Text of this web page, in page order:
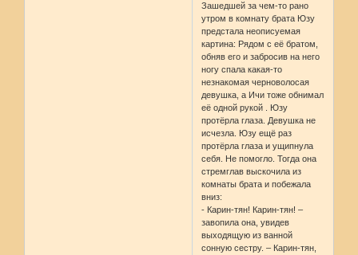
Зашедшей за чем-то рано
утром в комнату брата Юзу
предстала неописуемая
картина: Рядом с её братом,
обняв его и забросив на него
ногу спала какая-то
незнакомая черноволосая
девушка, а Ичи тоже обнимал
её одной рукой . Юзу
протёрла глаза. Девушка не
исчезла. Юзу ещё раз
протёрла глаза и ущипнула
себя. Не помогло. Тогда она
стремглав выскочила из
комнаты брата и побежала
вниз:
- Карин-тян! Карин-тян! –
завопила она, увидев
выходящую из ванной
сонную сестру. – Карин-тян,